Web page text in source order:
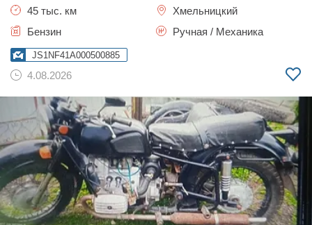
45 тыс. км
Хмельницкий
Бензин
Ручная / Механика
JS1NF41A000500885
4.08.2026